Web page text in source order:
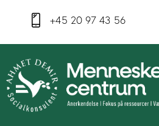
+45 20 97 43 56